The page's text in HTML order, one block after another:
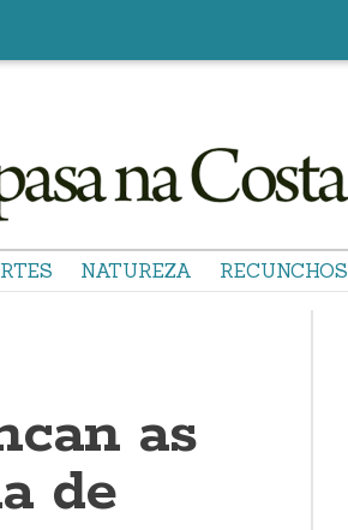
NATUREZA RECUNCHOS
as
de